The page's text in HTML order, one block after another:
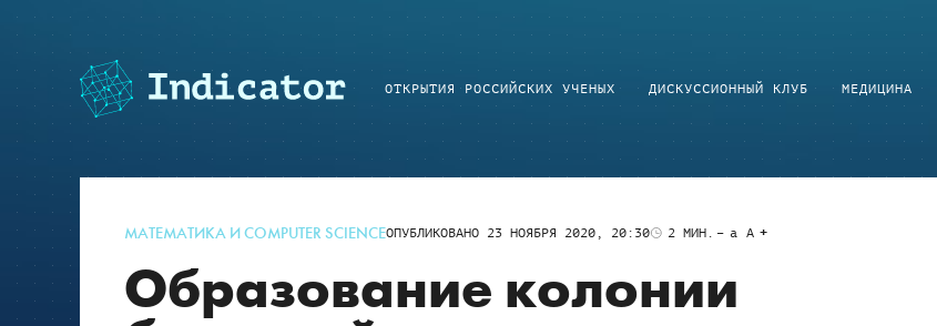
ОТКРЫТИЯ РОССИЙСКИХ УЧЕНЫХ ДИСКУССИОННЫЙ КЛУБ МЕДИЦИНА
МАТЕМАТИКА И COMPUTER SCIENCEОПУБЛИКОВАНО 23 НОЯБРЯ 2020, 20:30 2 МИН. a A
Образование колонии